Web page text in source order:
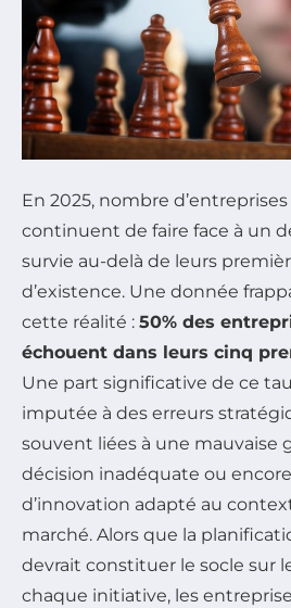
En 2025, nombre
continuent de faire face à un
survie au-delà de leurs
d’existence. Une donnée
cette réalité : 50% des
échouent dans leurs cinq
Une part significative de ce
imputée à des erreurs
souvent liées à une mauvaise
décision inadéquate ou
d’innovation adapté au
marché. Alors que la
devrait constituer le socle sur
chaque initiative, les